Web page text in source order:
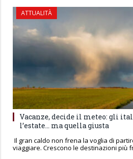
ATTUALITÀ
Vacanze, decide il meteo: gli
l’estate… ma quella giusta
Il gran caldo non frena la voglia di
viaggiare. Crescono le destinazioni più